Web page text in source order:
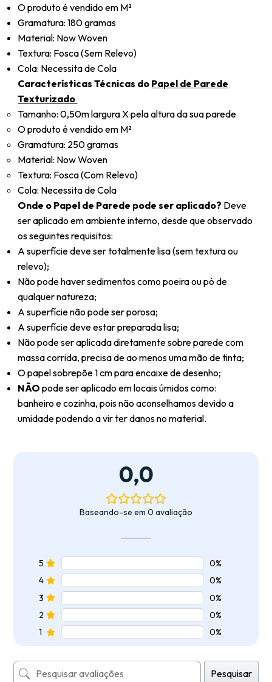
O produto é vendido em M²
Gramatura: 180 gramas
Material: Now Woven
Textura: Fosca (Sem Relevo)
Cola: Necessita de Cola
Características Técnicas do Papel de Parede
Texturizado
Tamanho: 0,50m largura X pela altura da sua parede
O produto é vendido em M²
Gramatura: 250 gramas
Material: Now Woven
Textura: Fosca (Com Relevo)
Cola: Necessita de Cola
Onde o Papel de Parede pode ser aplicado? Deve
ser aplicado em ambiente interno, desde que observado
os seguintes requisitos:
A superfície deve ser totalmente lisa (sem textura ou
relevo);
Não pode haver sedimentos como poeira ou pó de
qualquer natureza;
A superfície não pode ser porosa;
A superfície deve estar preparada lisa;
Não pode ser aplicada diretamente sobre parede com
massa corrida, precisa de ao menos uma mão de tinta;
O papel sobrepõe 1 cm para encaixe de desenho;
NÃO pode ser aplicado em locais úmidos como:
banheiro e cozinha, pois não aconselhamos devido a
umidade podendo a vir ter danos no material.
0,0
Baseando-se em 0 avaliação
5
0%
4
0%
3
0%
2
0%
1
0%
Pesquisar